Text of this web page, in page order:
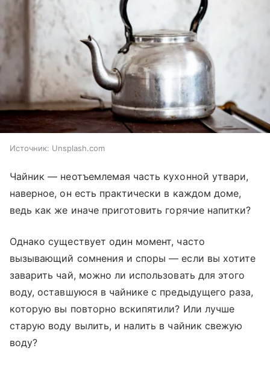
Источник: Unsplash.com
Чайник — неотъемлемая часть кухонной утвари,
наверное, он есть практически в каждом доме,
ведь как же иначе приготовить горячие напитки?
Однако существует один момент, часто
вызывающий сомнения и споры — если вы хотите
заварить чай, можно ли использовать для этого
воду, оставшуюся в чайнике с предыдущего раза,
которую вы повторно вскипятили? Или лучше
старую воду вылить, и налить в чайник свежую
воду?